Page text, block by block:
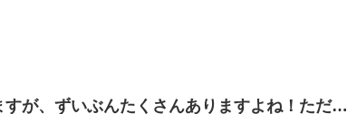
が、ずいぶんたくさんありますよね！ただ…